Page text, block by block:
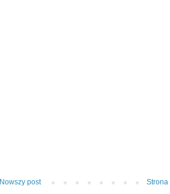
Nowszy post
Strona